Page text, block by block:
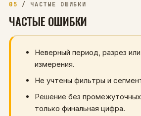
05 / ЧАСТЫЕ ОШИБКИ
ЧАСТЫЕ ОШИБКИ
Неверный период, разрез
измерения.
Не учтены фильтры и
Решение без
только финальная цифра.